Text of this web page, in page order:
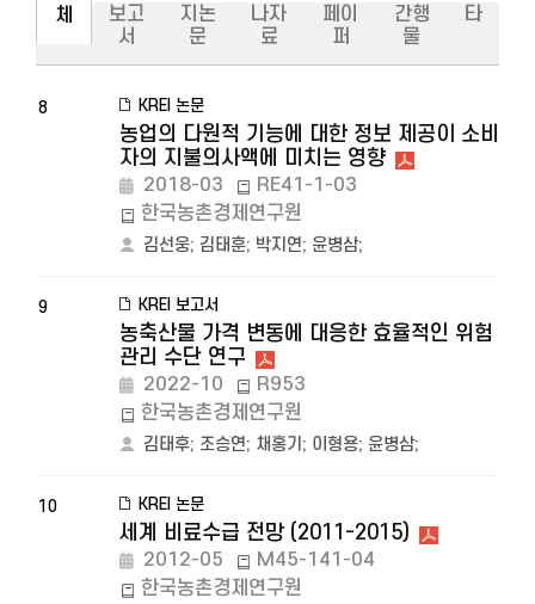
체
보고
서
지논
문
나자
료
페이
퍼
간행
물
타
8 KREI 논문
농업의 다원적 기능에 대한 정보 제공이 소비
자의 지불의사액에 미치는 영향
2018-03
RE41-1-03
한국농촌경제연구원
김선웅; 김태훈; 박지연; 윤병삼;
9 KREI 보고서
농축산물 가격 변동에 대응한 효율적인 위험
관리 수단 연구
2022-10
R953
한국농촌경제연구원
김태후; 조승연; 채홍기 ; 이형용; 윤병삼;
10 KREI 논문
세계 비료수급 전망 (2011-2015)
2012-05
M45-141-04
한국농촌경제연구원